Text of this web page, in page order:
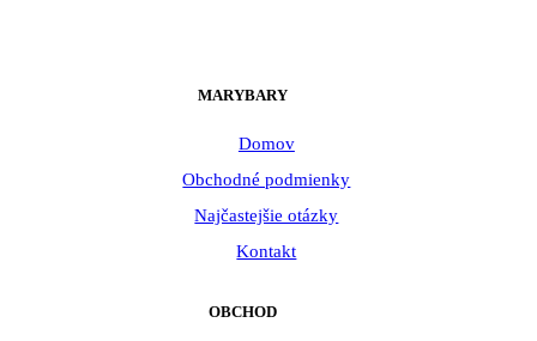
MARYBARY
Domov
Obchodné podmienky
Najčastejšie otázky
Kontakt
OBCHOD